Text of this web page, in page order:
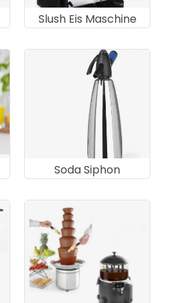
Slush Eis Maschine
Soda Siphon